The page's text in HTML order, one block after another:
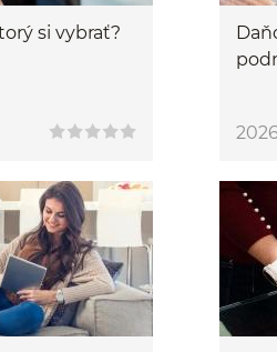
si vybrať?